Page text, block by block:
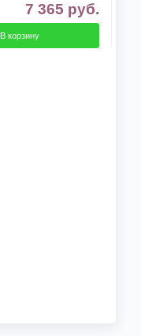
7 365 руб.
В корзину